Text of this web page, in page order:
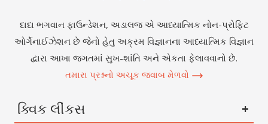
દાદા ભગવાન ફાઉન્ડેશન, અડાલજ એ આધ્યાત્મિક નોન-પ્રોફિટ
ઓર્ગેનાઈઝેશન છે જેનો હેતુ અક્રમ વિજ્ઞાનના આધ્યાત્મિક વિજ્ઞાન
દ્વારા આખા જગતમાં સુખ-શાંતિ અને એકતા ફેલાવવાનો છે.
તમારા પ્રશ્નનો અચૂક જવાબ મેળવો
ક્વિક લીંકસ